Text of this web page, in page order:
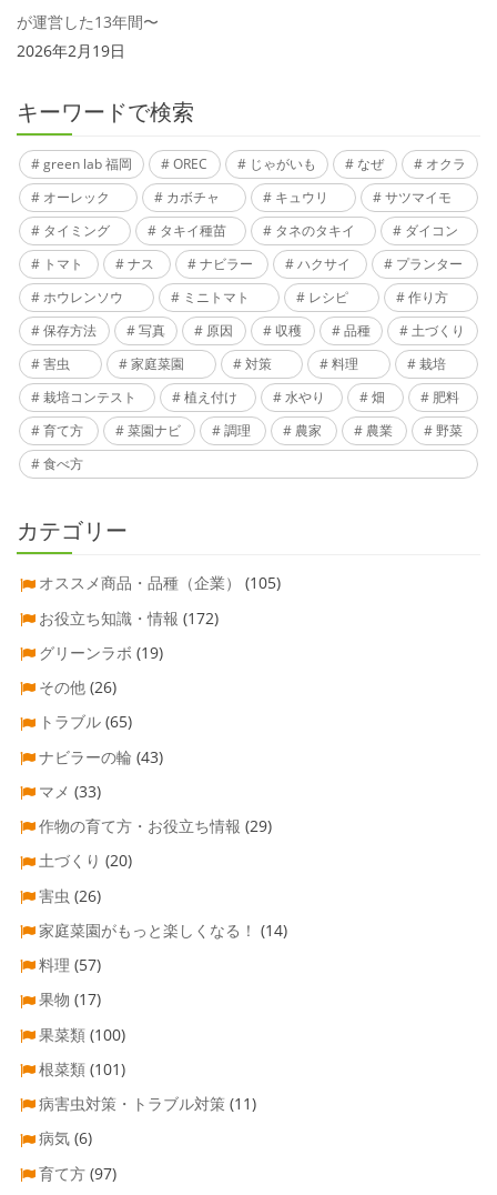
が運営した13年間〜
2026年2月19日
キーワードで検索
green lab 福岡 OREC じゃがいも なぜ
オクラ
オーレック
カボチャ キュウリ
サツマイモ
タイミング
タキイ種苗 タネのタキイ
ダイコン
トマト
ナス ナビラー ハクサイ
プランター
ホウレンソウ
ミニトマト レシピ
作り方
保存方法
写真 原因 収穫 品種
土づくり
害虫
家庭菜園 対策 料理
栽培
栽培コンテスト
植え付け 水やり 畑
肥料
育て方
菜園ナビ 調理 農家 農業
野菜
食べ方
カテゴリー
オススメ商品・品種（企業）
(105)
お役立ち知識・情報 (172)
グリーンラボ (19)
その他 (26)
トラブル (65)
ナビラーの輪 (43)
マメ (33)
作物の育て方・お役立ち情報 (29)
土づくり (20)
害虫 (26)
家庭菜園がもっと楽しくなる！ (14)
料理 (57)
果物 (17)
果菜類 (100)
根菜類 (101)
病害虫対策・トラブル対策 (11)
病気 (6)
育て方 (97)